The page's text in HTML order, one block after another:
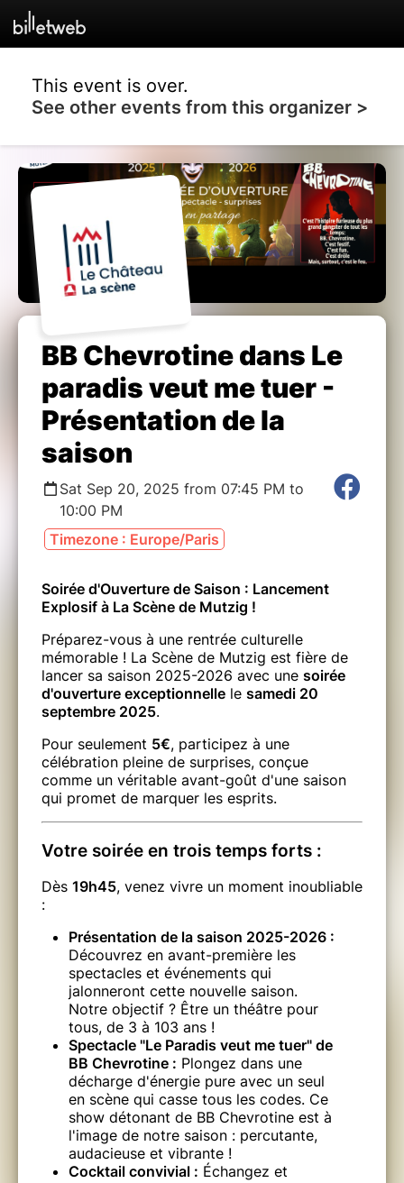
This event is over.
See other events from this organizer >
BB Chevrotine dans Le
paradis veut me tuer -
Présentation de la
saison
Sat Sep 20, 2025 from 07:45 PM to
10:00 PM
Timezone : Europe/Paris
Soirée d'Ouverture de Saison : Lancement
Explosif à La Scène de Mutzig !
Préparez-vous à une rentrée culturelle
mémorable ! La Scène de Mutzig est fière de
lancer sa saison 2025-2026 avec une soirée
d'ouverture exceptionnelle le samedi 20
septembre 2025.
Pour seulement 5€, participez à une
célébration pleine de surprises, conçue
comme un véritable avant-goût d'une saison
qui promet de marquer les esprits.
Votre soirée en trois temps forts :
Dès 19h45, venez vivre un moment inoubliable
:
Présentation de la saison 2025-2026 :
Découvrez en avant-première les
spectacles et événements qui
jalonneront cette nouvelle saison.
Notre objectif ? Être un théâtre pour
tous, de 3 à 103 ans !
Spectacle "Le Paradis veut me tuer" de
BB Chevrotine : Plongez dans une
décharge d'énergie pure avec un seul
en scène qui casse tous les codes. Ce
show détonant de BB Chevrotine est à
l'image de notre saison : percutante,
audacieuse et vibrante !
Cocktail convivial : Échangez et